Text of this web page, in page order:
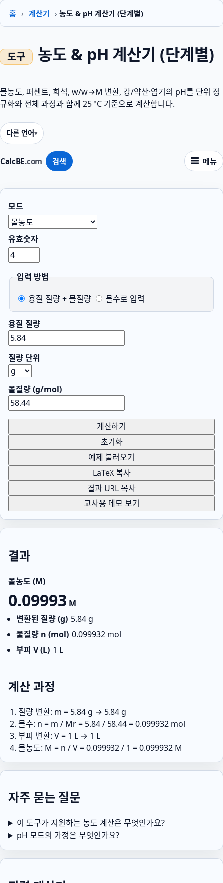
홈 › 계산기 › 농도 & pH 계산기 (단계별)
CalcBE.com 검색 메뉴
농도 & pH 계산기 (단계별)
몰농도, 퍼센트, 희석, w/w→M 변환, 강/약산·염기의 pH를 단위 정
규화와 전체 과정과 함께 25 °C 기준으로 계산합니다.
다른 언어
모드
유효숫자
입력 방법
용질 질량 + 몰질량 몰수로 입력
용질 질량
질량 단위
몰질량 (g/mol)
계산하기
초기화
예제 불러오기
LaTeX 복사
결과 URL 복사
교사용 메모 보기
결과
몰농도 (M)
0.09993 M
변환된 질량 (g) 5.84 g
물질량 n (mol) 0.099932 mol
부피 V (L) 1 L
계산 과정
질량 변환: m = 5.84 g → 5.84 g
몰수: n = m / Mr = 5.84 / 58.44 = 0.099932 mol
부피 변환: V = 1 L → 1 L
몰농도: M = n / V = 0.099932 / 1 = 0.099932 M
자주 묻는 질문
이 도구가 지원하는 농도 계산은 무엇인가요?
pH 모드의 가정은 무엇인가요?